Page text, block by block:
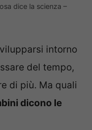
dice la scienza –
intorno
del tempo,
di più. Ma quali
dicono le